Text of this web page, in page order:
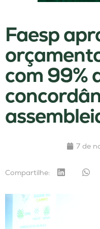
Faesp
com 99%
7 de
Compartilhe: